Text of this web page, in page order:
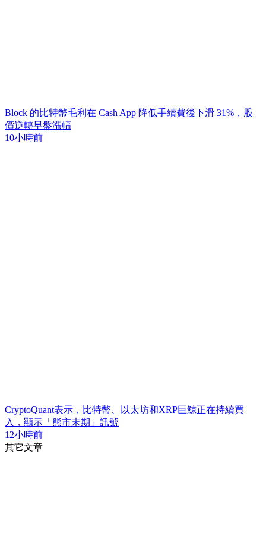
Block 的比特幣毛利在 Cash App 降低手續費後下滑 31%，股
價逆轉早盤漲幅
10小時前
CryptoQuant表示，比特幣、以太坊和XRP巨鯨正在持續買
入，顯示「熊市末期」訊號
12小時前
其它文章